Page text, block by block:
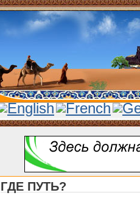
ГДЕ ПУТЬ?